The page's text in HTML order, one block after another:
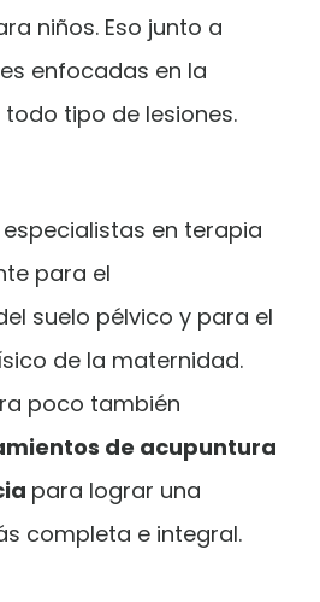
niños. Eso junto a
enfocadas en la
tipo de lesiones.
en terapia
para el
suelo pélvico y para el
de la maternidad.
poco también
de acupuntura
para lograr una
completa e integral.